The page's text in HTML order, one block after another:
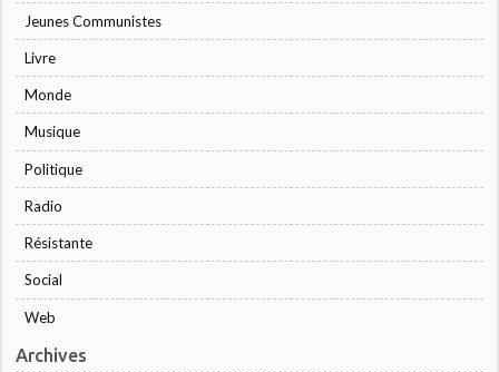
Jeunes Communistes
Livre
Monde
Musique
Politique
Radio
Résistante
Social
Web
Archives